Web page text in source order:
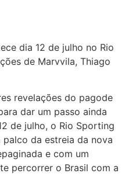
dia 12 de julho no Rio
de Marvvila, Thiago
revelações do pagode
dar um passo ainda
de julho, o Rio Sporting
palco da estreia da nova
e com um
percorrer o Brasil com a